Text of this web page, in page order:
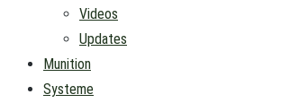
Videos
Updates
Munition
Systeme